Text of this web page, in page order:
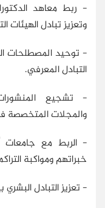
- ربط معاهد
وتعزيز تبادل الهيئات
- توحيد المصطلحات
التبادل المعرفي.
- تشجيع
والمجلات المتخصصة
- الربط مع جامعات
خبراتهم ومواكبة
- تعزيز التبادل البشري